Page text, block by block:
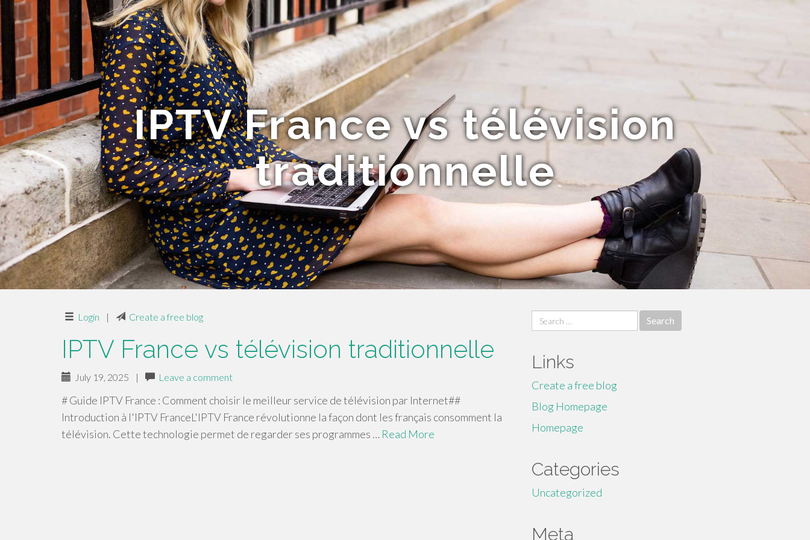
IPTV France vs télévision
traditionnelle
Login | Create a free blog
IPTV France vs télévision traditionnelle
July 19, 2025 | Leave a comment
# Guide IPTV France : Comment choisir le meilleur service de télévision par Internet##
Introduction à l'IPTV FranceL'IPTV France révolutionne la façon dont les français consomment la
télévision. Cette technologie permet de regarder ses programmes … Read More
Search
for:
Links
Create a free blog
Blog Homepage
Homepage
Categories
Uncategorized
Meta